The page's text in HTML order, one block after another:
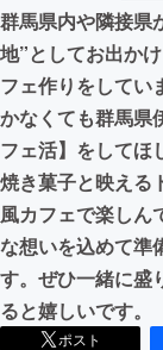
群馬県内や隣接県
地”としてお出か
フェ作りをしてい
かなくても群馬県
フェ活】をしてほ
焼き菓子と映える
風カフェで楽しん
な想いを込めて準
す。ぜひ一緒に盛
ると嬉しいです。
ポスト